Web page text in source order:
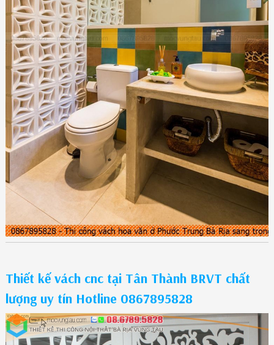
Thiết kế vách cnc tại Tân Thành BRVT chất
lượng uy tín Hotline 0867895828